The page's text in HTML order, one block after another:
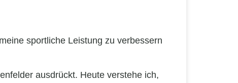
sportliche Leistung zu verbessern
ausdrückt. Heute verstehe ich,